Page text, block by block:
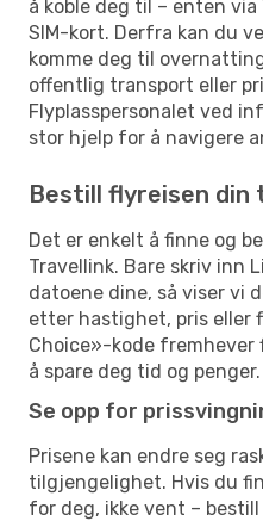
å koble deg til – enten
SIM-kort. Derfra kan du
komme deg til
offentlig transport eller
Flyplasspersonalet ved
stor hjelp for å navigere
Bestill flyreisen
Det er enkelt å finne og
Travellink. Bare skriv inn
datoene dine, så viser vi
etter hastighet, pris eller
Choice»-kode
å spare deg tid og penger.
Se opp for
Prisene kan endre seg
tilgjengelighet. Hvis du
for deg, ikke vent –